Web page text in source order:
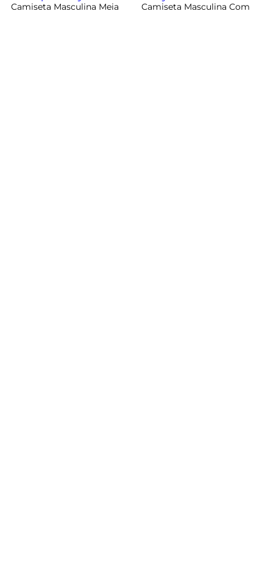
Camiseta Masculina Meia
Camiseta Masculina Com